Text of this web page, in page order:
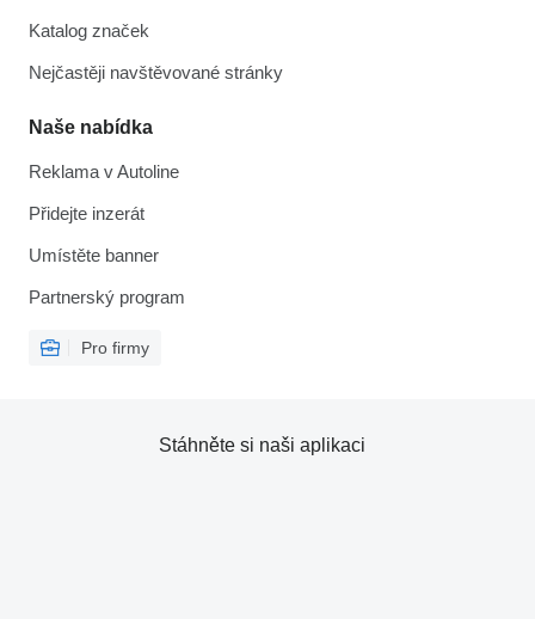
Katalog značek
Nejčastěji navštěvované stránky
Naše nabídka
Reklama v Autoline
Přidejte inzerát
Umístěte banner
Partnerský program
Pro firmy
Stáhněte si naši aplikaci